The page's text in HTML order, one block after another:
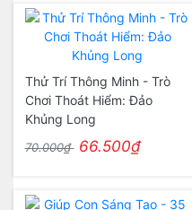
Thử Trí Thông Minh - Trò
Chơi Thoát Hiểm: Đảo
Khủng Long
70.000₫ 66.500₫